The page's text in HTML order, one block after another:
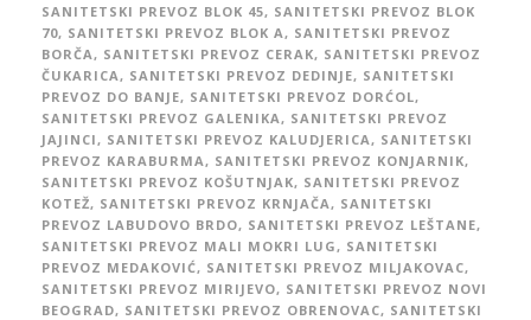
SANITETSKI PREVOZ BLOK 45, SANITETSKI PREVOZ BLOK
70, SANITETSKI PREVOZ BLOK A , SANITETSKI PREVOZ
BORČA , SANITETSKI PREVOZ CERAK, SANITETSKI PREVOZ
ČUKARICA , SANITETSKI PREVOZ DEDINJE, SANITETSKI
PREVOZ DO BANJE, SANITETSKI PREVOZ DORĆOL,
SANITETSKI PREVOZ GALENIKA , SANITETSKI PREVOZ
JAJINCI , SANITETSKI PREVOZ KALUDJERICA , SANITETSKI
PREVOZ KARABURMA , SANITETSKI PREVOZ KONJARNIK,
SANITETSKI PREVOZ KOŠUTNJAK, SANITETSKI PREVOZ
KOTEŽ, SANITETSKI PREVOZ KRNJAČA , SANITETSKI
PREVOZ LABUDOVO BRDO, SANITETSKI PREVOZ LEŠTANE,
SANITETSKI PREVOZ MALI MOKRI LUG , SANITETSKI
PREVOZ MEDAKOVIĆ, SANITETSKI PREVOZ MILJAKOVAC,
SANITETSKI PREVOZ MIRIJEVO, SANITETSKI PREVOZ NOVI
BEOGRAD, SANITETSKI PREVOZ OBRENOVAC, SANITETSKI